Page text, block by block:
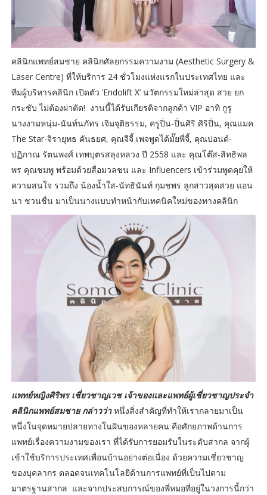
คลินิกแพทย์สมชาย คลินิกศัลยกรรมความงาม (Aesthetic Surgery &
Laser Centre) ที่ให้บริการ 24 ชั่วโมงแห่งแรกในประเทศไทย และ
ทีมผู้บริหารคลินิก เปิดตัว ‘Endolift X’ นวัตกรรมใหม่ล่าสุด สวย ยก
กระชับ ไม่ต้องผ่าตัด! งานนี้ได้รับเกียรติจากลูกค้า VIP อาทิ กูรู
นางงามหนุ่ม-นันท์นภัทร เจิมจุติธรรม, ครูปิ่น-ปิ่นศิริ ศิริปิ่น, คุณแมค
The Star-จิรายุทธ คันธยศ, คุณจีจี้ เพจพูดได้มั๊ยพี่จี้, คุณปอนด์-
ปฏิภาณ รัตนพงศ์ เทพบุตรสลุงหลวง ปี 2558 และ คุณโต๊ส-สิทธิพล
พร คุณชมพู พร้อมด้วยสื่อมวลชน และ Influencers เข้าร่วมพูดคุยให้
ความสนใจ รวมถึง น้องน้ำใส-นัทธินันท์ กุมชพร ลูกสาวสุดสวย แอน
นา ชวนชื่น มาเป็นนางแบบทำหน้ากับเทคนิคใหม่ของทางคลินิก
แพทย์หญิงศิริพร เชี่ยวชาญเวช เจ้าของและแพทย์ผู้เชี่ยวชาญประจำ
คลินิกแพทย์สมชาย กล่าวว่าหนึ่งสิ่งสำคัญที่ทำให้เรากลายมาเป็น
หนึ่งในจุดหมายปลายทางในฝันของหลายคน คือศักยภาพด้านการ
แพทย์เรื่องความงามของเรา ที่ได้รับการยอมรับในระดับสากล จากผู้
เข้าใช้บริการประเทศเพื่อนบ้านอย่างต่อเนื่อง ด้วยความเชี่ยวชาญ
ของบุคลากร ตลอดจนเทคโนโลยีด้านการแพทย์ที่เป็นไปตาม
มาตรฐานสากล และจากประสบการณ์ของพี่หมอที่อยู่ในวงการนี้กว่า